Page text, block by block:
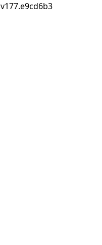
v177.e9cd6b3